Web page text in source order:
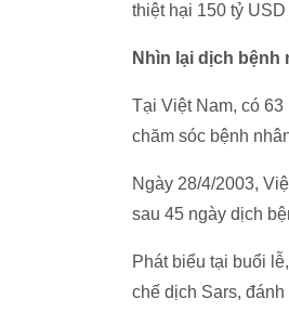
thiệt hại 150 tỷ
Nhìn lại dịch bệnh
Tại Việt Nam, có
chăm sóc bệnh
Ngày 28/4/2003,
sau 45 ngày dịch
Phát biểu tại buổi
chế dịch Sars,